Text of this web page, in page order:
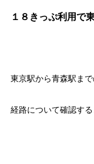
１８きっぷ利用で
東京駅から青森駅ま
経路について確認する